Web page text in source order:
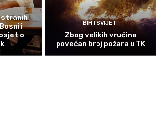
stranih
i
BIH I SVIJET
Zbog velikih vrućina
povećan broj požara u TK